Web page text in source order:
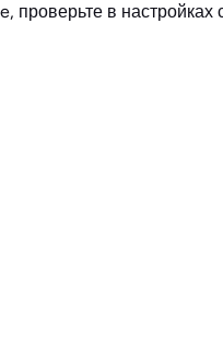
в настройках